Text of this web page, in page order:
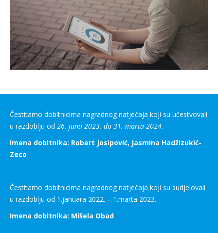
Čestitamo dobitnicima nagradnog natječaja koji su učestvovali
u razdoblju od 26. juna 2023. do 31. marta 2024.
Imena dobitnika: Robert Josipović, Jasmina Hadžizukić-
Zeco
Čestitamo dobitnicima nagradnog natječaja koji su sudjelovali
u razdoblju od 1.januara 2022. – 1.marta 2023.
Imena dobitnika: Mišela Obad